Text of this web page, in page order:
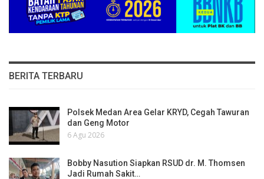
BERITA TERBARU
Polsek Medan Area Gelar KRYD, Cegah Tawuran
dan Geng Motor
6 Agu 2026
Bobby Nasution Siapkan RSUD dr. M. Thomsen
Jadi Rumah Sakit…